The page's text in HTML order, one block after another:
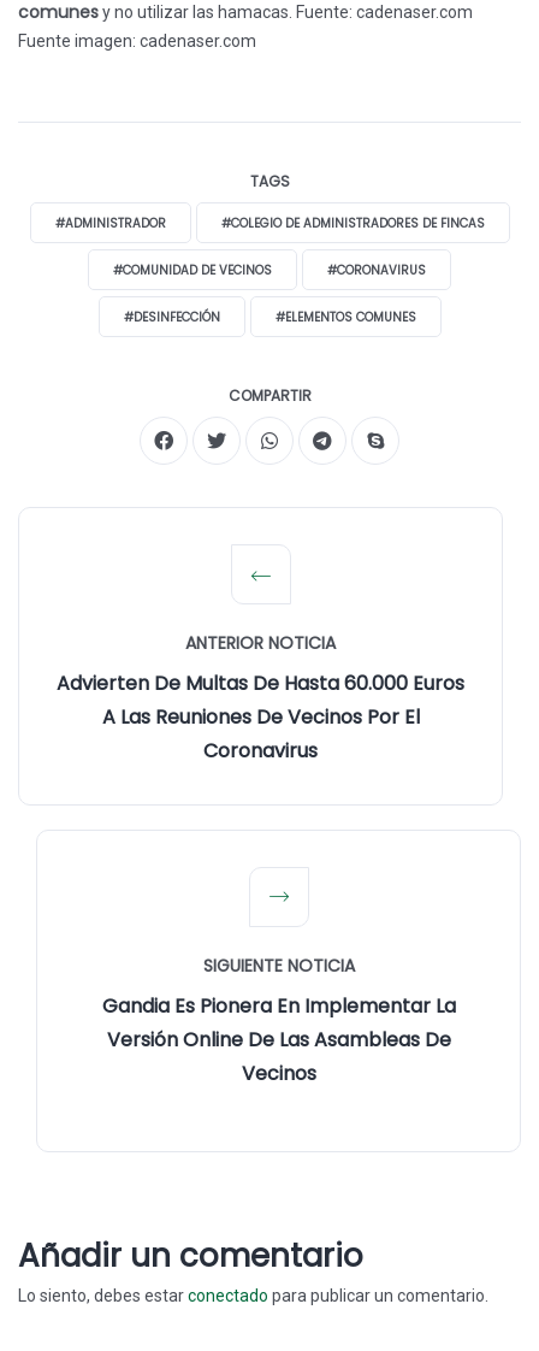
comunesy no utilizar las hamacas. Fuente: cadenaser.com
Fuente imagen: cadenaser.com
TAGS
#ADMINISTRADOR #COLEGIO DE ADMINISTRADORES DE FINCAS
#COMUNIDAD DE VECINOS #CORONAVIRUS
#DESINFECCIÓN #ELEMENTOS COMUNES
COMPARTIR
ANTERIOR NOTICIA
Advierten De Multas De Hasta 60.000 Euros
A Las Reuniones De Vecinos Por El
Coronavirus
SIGUIENTE NOTICIA
Gandia Es Pionera En Implementar La
Versión Online De Las Asambleas De
Vecinos
Añadir un comentario
Lo siento, debes estarconectado para publicar un comentario.